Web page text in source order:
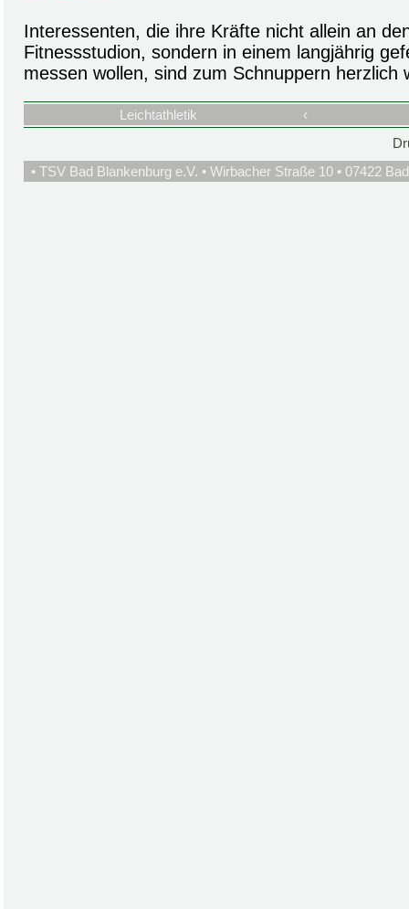
Interessenten, die ihre Kräfte nicht allein an
Fitnessstudion, sondern in einem langjährig
messen wollen, sind zum Schnuppern herzlich
Leichtathletik
‹
• TSV Bad Blankenburg e.V. • Wirbacher Straße 10 • 07422